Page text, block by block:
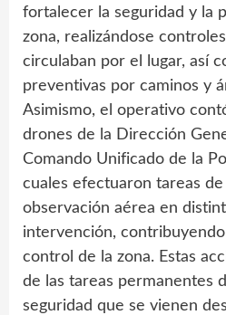
fortalecer la seguridad y la
zona, realizándose
circulaban por el lugar, así
preventivas por caminos y
Asimismo, el operativo
drones de la Dirección
Comando Unificado de la
cuales efectuaron tareas
observación aérea en
intervención,
control de la zona. Estas
de las tareas permanentes
seguridad que se vienen